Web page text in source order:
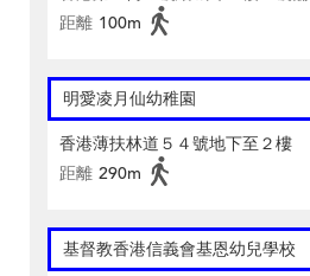
距離 100m
明愛凌月仙幼稚園
香港薄扶林道５４號地下至２樓
距離 290m
基督教香港信義會基恩幼兒學校